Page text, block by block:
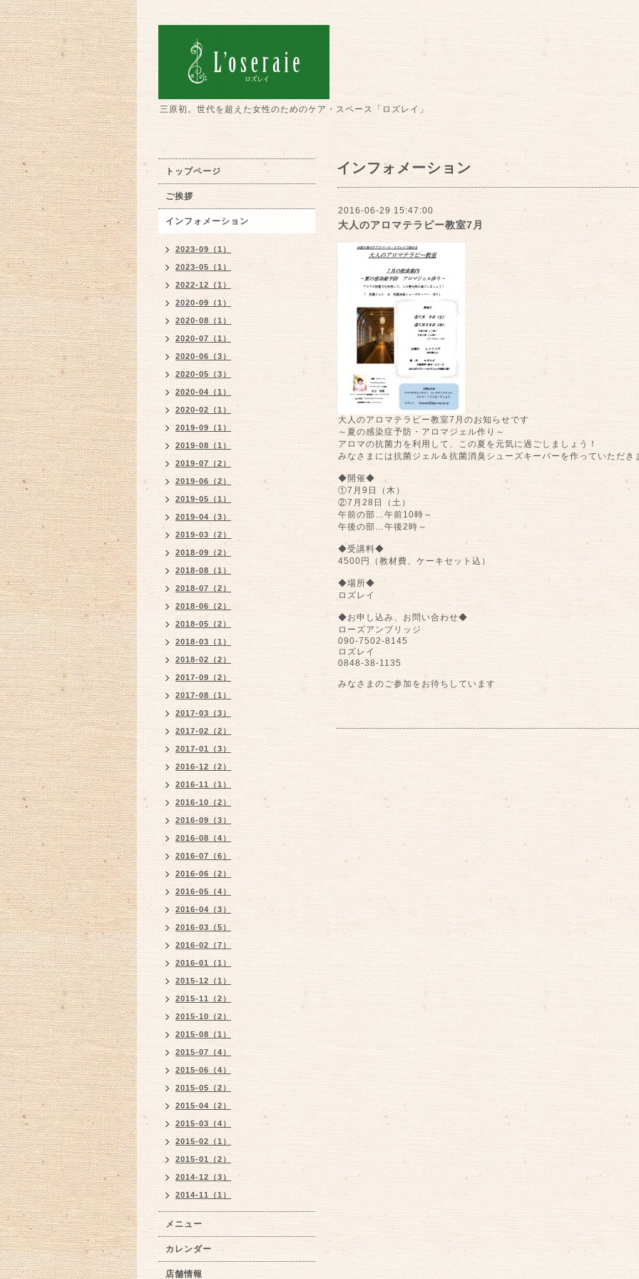
三原初。世代を超えた女性のためのケア・スペース「ロズレイ」
インフォメーション
2016-06-29 15:47:00
大人のアロマテラピー教室7月
大人のアロマテラピー教室7月のお知らせです
～夏の感染症予防・アロマジェル作り～
アロマの抗菌力を利用して、この夏を元気に過ごしましょう！
みなさまには抗菌ジェル＆抗菌消臭シューズキーパーを作っていただき
◆開催◆
①7月9日（木）
②7月28日（土）
午前の部…午前10時～
午後の部…午後2時～
◆受講料◆
4500円（教材費、ケーキセット込）
◆場所◆
ロズレイ
◆お申し込み、お問い合わせ◆
ローズアンブリッジ
090-7502-8145
ロズレイ
0848-38-1135
みなさまのご参加をお待ちしています
トップページ
ご挨拶
インフォメーション
2023-09（1）
2023-05（1）
2022-12（1）
2020-09（1）
2020-08（1）
2020-07（1）
2020-06（3）
2020-05（3）
2020-04（1）
2020-02（1）
2019-09（1）
2019-08（1）
2019-07（2）
2019-06（2）
2019-05（1）
2019-04（3）
2019-03（2）
2018-09（2）
2018-08（1）
2018-07（2）
2018-06（2）
2018-05（2）
2018-03（1）
2018-02（2）
2017-09（2）
2017-08（1）
2017-03（3）
2017-02（2）
2017-01（3）
2016-12（2）
2016-11（1）
2016-10（2）
2016-09（3）
2016-08（4）
2016-07（6）
2016-06（2）
2016-05（4）
2016-04（3）
2016-03（5）
2016-02（7）
2016-01（1）
2015-12（1）
2015-11（2）
2015-10（2）
2015-08（1）
2015-07（4）
2015-06（4）
2015-05（2）
2015-04（2）
2015-03（4）
2015-02（1）
2015-01（2）
2014-12（3）
2014-11（1）
メニュー
カレンダー
店舗情報